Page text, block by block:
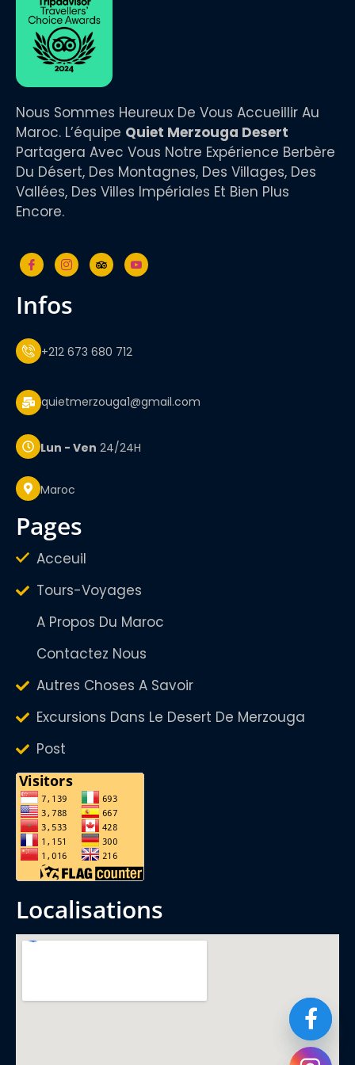
Nous Sommes Heureux De Vous Accueillir Au
Maroc. L’équipe Quiet Merzouga Desert
Partagera Avec Vous Notre Expérience Berbère
Du Désert, Des Montagnes, Des Villages, Des
Vallées, Des Villes Impériales Et Bien Plus
Encore.
infos
+212 673 680 712
quietmerzouga1@gmail.com
Lun - Ven 24/24H
Maroc
pages
Acceuil
Tours-Voyages
A Propos Du Maroc
Contactez Nous
Autres Choses A Savoir
Excursions Dans Le Desert De Merzouga
Post
localisations